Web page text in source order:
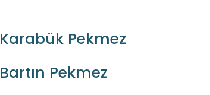
Karabük Pekmez
Bartın Pekmez